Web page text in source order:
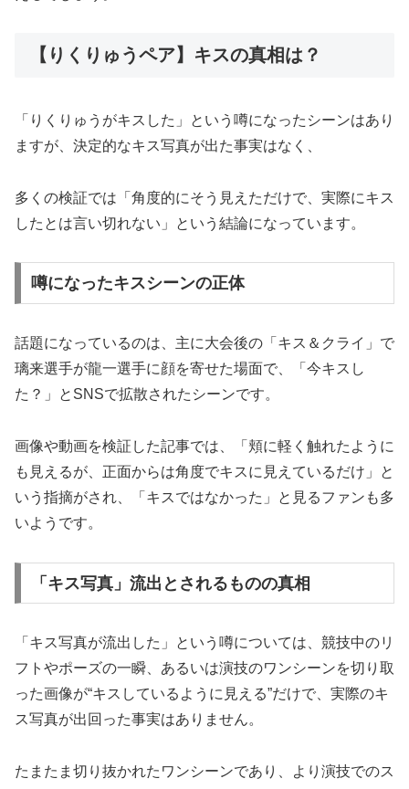
【りくりゅうペア】キスの真相は？
「りくりゅうがキスした」という噂になったシーンはあり
ますが、決定的なキス写真が出た事実はなく、
多くの検証では「角度的にそう見えただけで、実際にキス
したとは言い切れない」という結論になっています。
噂になったキスシーンの正体
話題になっているのは、主に大会後の「キス＆クライ」で
璃来選手が龍一選手に顔を寄せた場面で、「今キスし
た？」とSNSで拡散されたシーンです。
画像や動画を検証した記事では、「頬に軽く触れたように
も見えるが、正面からは角度でキスに見えているだけ」と
いう指摘がされ、「キスではなかった」と見るファンも多
いようです。
「キス写真」流出とされるものの真相
「キス写真が流出した」という噂については、競技中のリ
フトやポーズの一瞬、あるいは演技のワンシーンを切り取
った画像が“キスしているように見える”だけで、実際のキ
ス写真が出回った事実はありません。
たまたま切り抜かれたワンシーンであり、より演技でのス